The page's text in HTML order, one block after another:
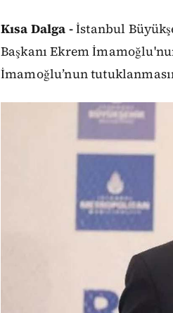
Kısa Dalga -İstanbul
Başkanı Ekrem
İmamoğlu’nun